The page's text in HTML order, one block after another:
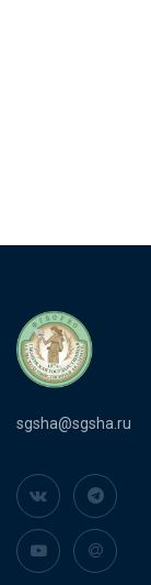
sgsha@sgsha.ru